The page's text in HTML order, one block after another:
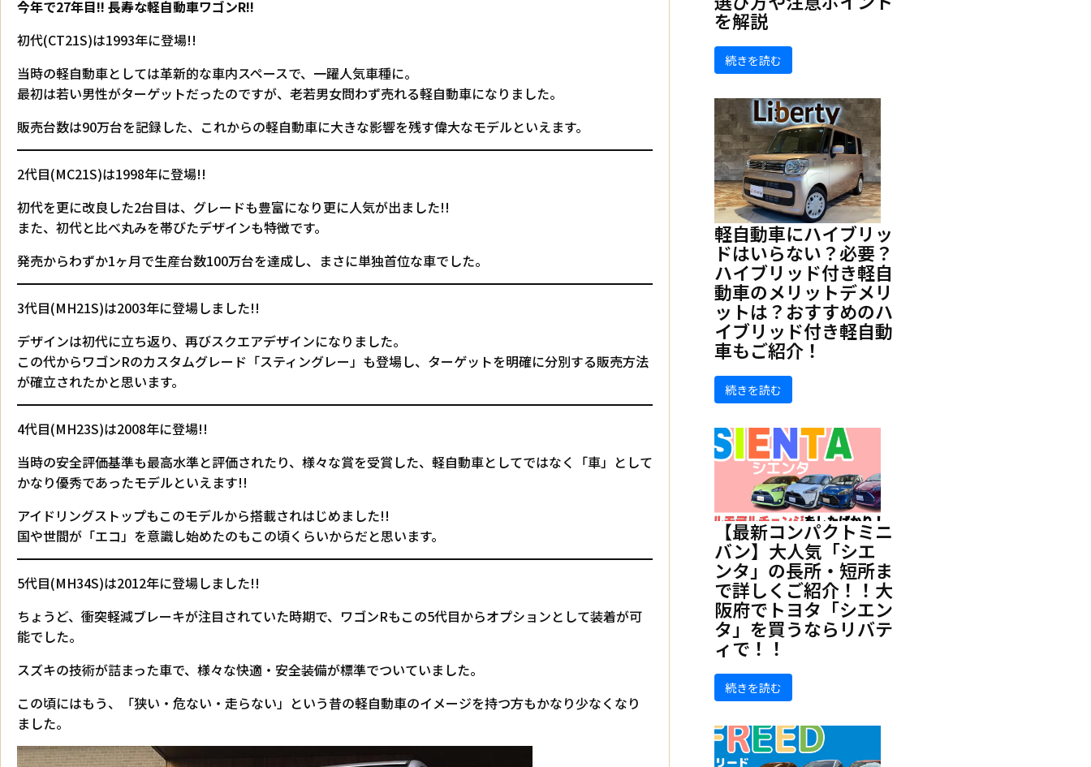
今年で27年目!! 長寿な軽自動車ワゴンR!!
初代(CT21S)は1993年に登場!!
当時の軽自動車としては革新的な車内スペースで、一躍人気車種に。
最初は若い男性がターゲットだったのですが、老若男女問わず売れる軽自動車になりました。
販売台数は90万台を記録した、これからの軽自動車に大きな影響を残す偉大なモデルといえます。
2代目(MC21S)は1998年に登場!!
初代を更に改良した2台目は、グレードも豊富になり更に人気が出ました!!
また、初代と比べ丸みを帯びたデザインも特徴です。
発売からわずか1ヶ月で生産台数100万台を達成し、まさに単独首位な車でした。
3代目(MH21S)は2003年に登場しました!!
デザインは初代に立ち返り、再びスクエアデザインになりました。
この代からワゴンRのカスタムグレード「スティングレー」も登場し、ターゲットを明確に分別する販売方法
が確立されたかと思います。
4代目(MH23S)は2008年に登場!!
当時の安全評価基準も最高水準と評価されたり、様々な賞を受賞した、軽自動車としてではなく「車」として
かなり優秀であったモデルといえます!!
アイドリングストップもこのモデルから搭載されはじめました!!
国や世間が「エコ」を意識し始めたのもこの頃くらいからだと思います。
5代目(MH34S)は2012年に登場しました!!
ちょうど、衝突軽減ブレーキが注目されていた時期で、ワゴンRもこの5代目からオプションとして装着が可
能でした。
スズキの技術が詰まった車で、様々な快適・安全装備が標準でついていました。
この頃にはもう、「狭い・危ない・走らない」という昔の軽自動車のイメージを持つ方もかなり少なくなり
ました。
を解説
続きを読む
軽自動車にハイブリッ
ドはいらない？必要？
ハイブリッド付き軽自
動車のメリットデメリ
ットは？おすすめのハ
イブリッド付き軽自動
車もご紹介！
続きを読む
【最新コンパクトミニ
バン】大人気「シエ
ンタ」の長所・短所ま
で詳しくご紹介！！大
阪府でトヨタ「シエン
タ」を買うならリバテ
ィで！！
続きを読む